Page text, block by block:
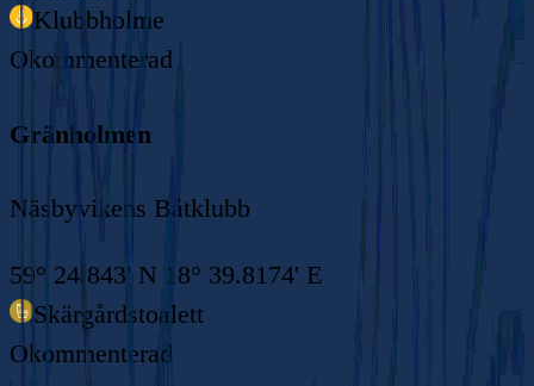
Klubbholme
Okommenterad
Gränholmen
Näsbyvikens Båtklubb
59° 24.843' N 18° 39.8174' E
Skärgårdstoalett
Okommenterad